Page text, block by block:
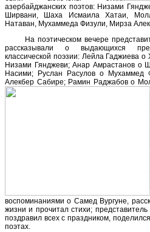
азербайджанских поэтов: Низами
Ширвани, Шаха Исмаила Хатаи,
Натаван, Мухаммеда Физули, Мирза
На поэтическом вечере
рассказывали о выдающихся
классической поэзии: Лейла Гаджиева
Низами Гянджеви; Анар Амрастанов о
Насими; Руслан Расулов о
Алекбер Сабире; Рамин Раджабов о
воспоминаниями о Самед Вургуне,
жизни и прочитал стихи;
поздравил всех с праздником,
поэтах.